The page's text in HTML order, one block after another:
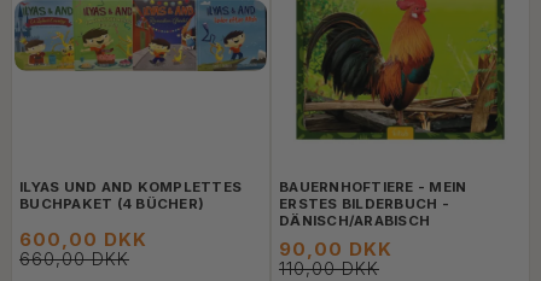
ILYAS UND AND KOMPLETTES
BUCHPAKET (4 BÜCHER)
600,00 DKK
660,00 DKK
BAUERNHOFTIERE - MEIN
ERSTES BILDERBUCH -
DÄNISCH/ARABISCH
90,00 DKK
110,00 DKK